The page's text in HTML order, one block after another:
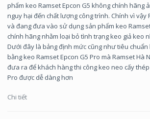
phẩm keo Ramset Epcon G5 không chính hãng
nguy hại đến chất lượng công trình. Chính vì vậy
và đang đưa vào sử dụng sản phẩm keo
chính hãng nhằm loại bỏ tình trạng keo giả keo
Dưới đây là bảng định mức cũng như tiêu
bằng keo Ramset Epcon G5 Pro mà Ramset Hà
đưa ra để khách hàng thi công keo neo cấy thép
Pro được dễ dàng hơn
Chi tiết